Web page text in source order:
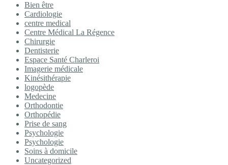
Bien être
Cardiologie
centre medical
Centre Médical La Régence
Chirurgie
Dentisterie
Espace Santé Charleroi
Imagerie médicale
Kinésithérapie
logopède
Medecine
Orthodontie
Orthopédie
Prise de sang
Psychologie
Psychologie
Soins à domicile
Uncategorized